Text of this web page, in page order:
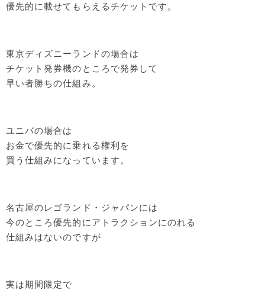
優先的に載せてもらえるチケットです。
東京ディズニーランドの場合は
チケット発券機のところで発券して
早い者勝ちの仕組み。
ユニバの場合は
お金で優先的に乗れる権利を
買う仕組みになっています。
名古屋のレゴランド・ジャパンには
今のところ優先的にアトラクションにのれる
仕組みはないのですが
実は期間限定で